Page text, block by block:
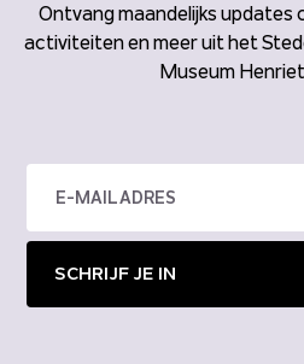
Ontvang maandelijks
activiteiten en meer uit het
Museum
SCHRIJF JE IN